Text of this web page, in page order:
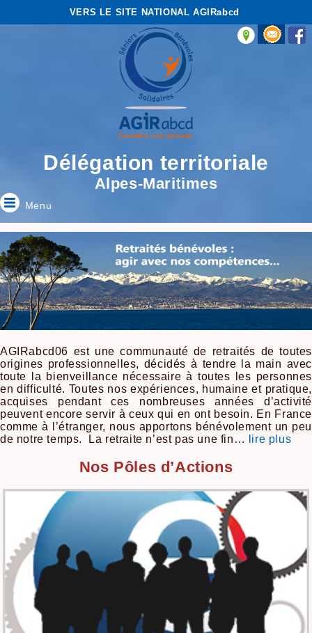
VERS LE SITE NATIONAL AGIRabcd
Délégation territoriale
Alpes-Maritimes
Menu
AGIRabcd06 est une communauté de retraités de toutes
origines professionnelles, décidés à tendre la main avec
toute la bienveillance nécessaire à toutes les personnes
en difficulté. Toutes nos expériences, humaine et pratique,
acquises pendant ces nombreuses années d’activité
peuvent encore servir à ceux qui en ont besoin. En France
comme à l’étranger, nous apportons bénévolement un peu
de notre temps. La retraite n’est pas une fin…
lire plus
Nos Pôles d’Actions